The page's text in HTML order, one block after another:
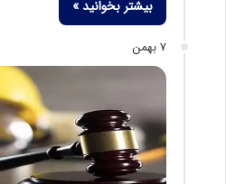
بیشتر بخوانید »
7 بهمن